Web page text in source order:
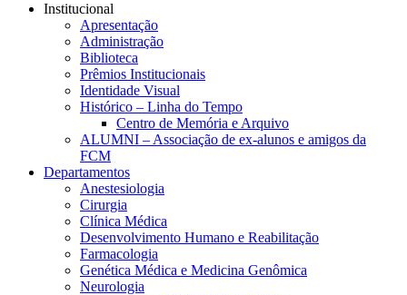
Institucional
Apresentação
Administração
Biblioteca
Prêmios Institucionais
Identidade Visual
Histórico – Linha do Tempo
Centro de Memória e Arquivo
ALUMNI – Associação de ex-alunos e amigos da
FCM
Departamentos
Anestesiologia
Cirurgia
Clínica Médica
Desenvolvimento Humano e Reabilitação
Farmacologia
Genética Médica e Medicina Genômica
Neurologia